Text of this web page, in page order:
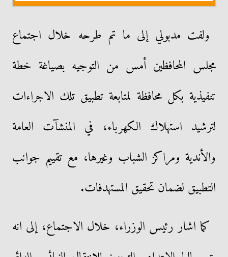
ولفت مدبولي إلى ما تم طرحه خلال اجتماع
مجلس المحافظين أمس من التوجيه بصياغة خطة
تنفيذية بكل محافظة لمتابعة تطبيق تلك الاجراءات
لترشيد استهلاك الكهرباء، في المنشآت العامة
والأندية ومراكز الشباب وغيرها، مع تقييم جوانب
التطبيق لضمان تحقيق المستهدفات.
كما اشار رئيس الوزراء، خلال الاجتماع، إلى انه